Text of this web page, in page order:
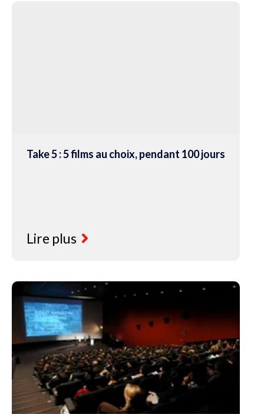
Take 5 : 5 films au choix, pendant 100 jours
Lire plus